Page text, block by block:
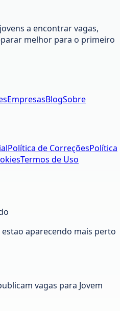
a encontrar vagas,
melhor para o primeiro
EmpresasBlogSobre
Política de CorreçõesPolítica
Termos de Uso
aparecendo mais perto
vagas para Jovem